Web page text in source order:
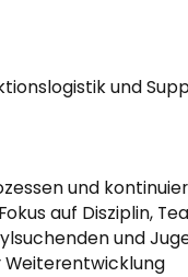
und
und
auf Disziplin,
und
Weiterentwicklung